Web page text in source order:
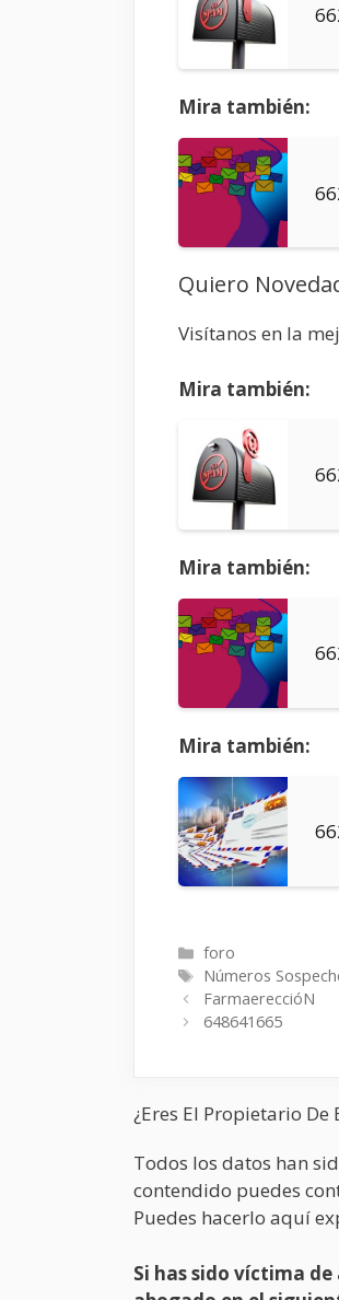
Mira también:
Quiero
Visítanos en la
Mira también:
Mira también:
Mira también:
Categorías
foro
Etiquetas
Números
FarmaereccióN
648641665
¿Eres El Propietario De
Todos los datos han
contendido puedes
Puedes hacerlo aquí
Si has sido víctima